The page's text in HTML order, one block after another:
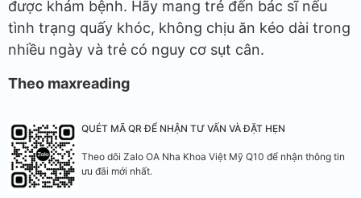
được khám bệnh. Hãy mang trẻ đến bác sĩ nếu
tình trạng quấy khóc, không chịu ăn kéo dài trong
nhiều ngày và trẻ có nguy cơ sụt cân.
Theo maxreading
QUÉT MÃ QR ĐỂ NHẬN TƯ VẤN VÀ ĐẶT HẸN
Theo dõi Zalo OA Nha Khoa Việt Mỹ Q10 để nhận thông tin
ưu đãi mới nhất.